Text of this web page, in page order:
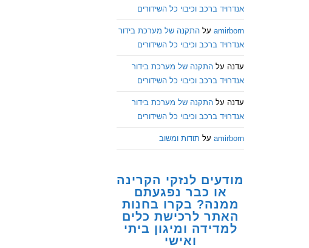
אנדרויד ברכב וכיבוי כל השידורים
amirborn על התקנה של מערכת בידור
אנדרויד ברכב וכיבוי כל השידורים
עדנה על התקנה של מערכת בידור
אנדרויד ברכב וכיבוי כל השידורים
עדנה על התקנה של מערכת בידור
אנדרויד ברכב וכיבוי כל השידורים
amirborn על תודות ומשוב
מודעים לנזקי הקרינה
או כבר נפגעתם
ממנה? בקרו בחנות
האתר לרכישת כלים
למדידה ומיגון ביתי
ואישי